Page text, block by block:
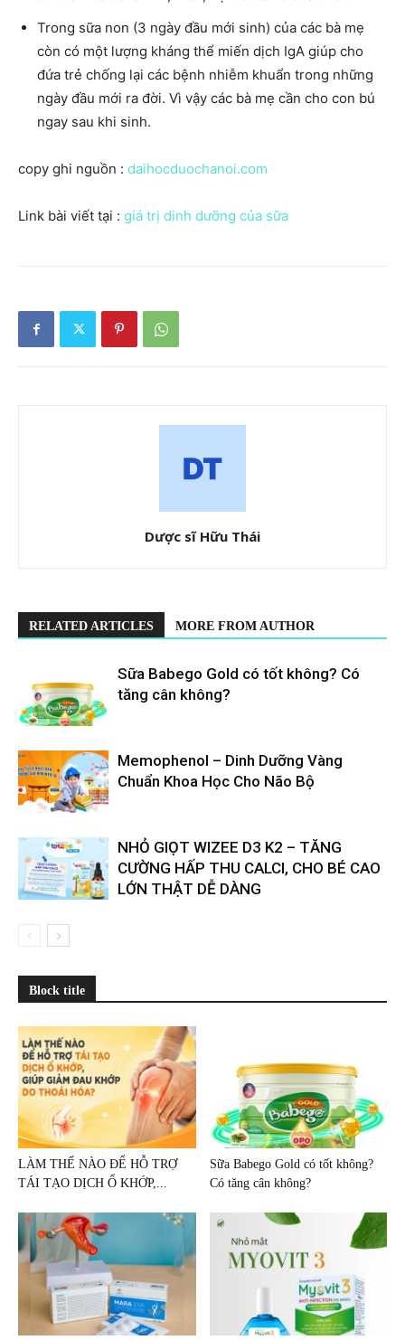
Trong sữa non (3 ngày đầu mới sinh) của các bà mẹ
còn có một lượng kháng thể miến dịch IgA giúp cho
đứa trẻ chống lại các bệnh nhiễm khuẩn trong những
ngày đầu mới ra đời. Vì vậy các bà mẹ cần cho con bú
ngay sau khi sinh.
copy ghi nguồn : daihocduochanoi.com
Link bài viết tại : giá trị dinh dưỡng của sữa
Dược sĩ Hữu Thái
RELATED ARTICLES MORE FROM AUTHOR
Sữa Babego Gold có tốt không? Có
tăng cân không?
Memophenol – Dinh Dưỡng Vàng
Chuẩn Khoa Học Cho Não Bộ
NHỎ GIỌT WIZEE D3 K2 – TĂNG
CƯỜNG HẤP THU CALCI, CHO BÉ CAO
LỚN THẬT DỄ DÀNG
Block title
LÀM THẾ NÀO ĐỂ HỖ TRỢ
TÁI TẠO DỊCH Ổ KHỚP,...
Sữa Babego Gold có tốt không?
Có tăng cân không?